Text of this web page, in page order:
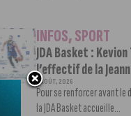
INFOS,SPORT
JDA Basket :
l’effectif de la
3 AOÛT, 2026
Pour se renforcer avant le
la JDA Basket accueille...